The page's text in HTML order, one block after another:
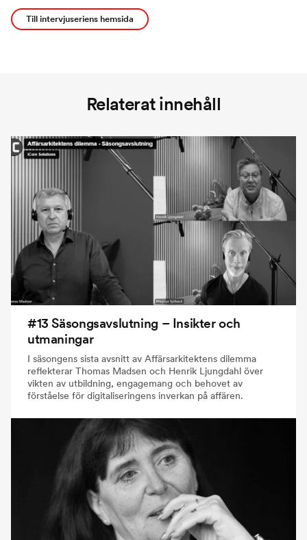
Till intervjuseriens hemsida
Relaterat innehåll
#13 Säsongsavslutning – Insikter och
utmaningar
I säsongens sista avsnitt av Affärsarkitektens dilemma
reflekterar Thomas Madsen och Henrik Ljungdahl över
vikten av utbildning, engagemang och behovet av
förståelse för digitaliseringens inverkan på affären.